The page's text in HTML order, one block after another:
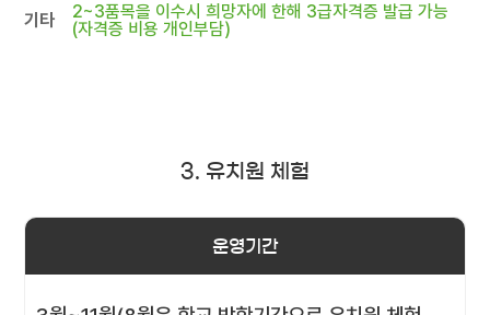
기타
2~3품목을 이수시 희망자에 한해 3급자격증 발급 가능
(자격증 비용 개인부담)
3. 유치원 체험
운영기간